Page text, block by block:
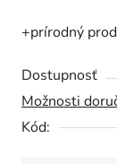
produktu
0,0
z
5
+prírodný
Dostupnosť
Možnosti
Kód: